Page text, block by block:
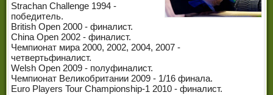
МАКСИМАЛЬНЫЕ БРЕЙКИ
РЕФЕРИ
ЛЕГЕНДЫ СНУКЕРА
Strachan Challenge 1994 -
победитель.
British Open 2000 - финалист.
China Open 2002 - финалист.
Чемпионат мира 2000, 2002, 2004, 2007 -
четвертьфиналист.
Welsh Open 2009 - полуфиналист.
Чемпионат Великобритании 2009 - 1/16 финала.
Euro Players Tour Championship-1 2010 - финалист.